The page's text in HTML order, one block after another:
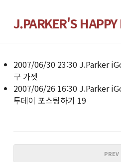
J.PARKER'S HAPPY
2007/06/30 23:30 J.Parker
구 가젯
2007/06/26 16:30 J.Parker
투데이 포스팅하기 19
PREV